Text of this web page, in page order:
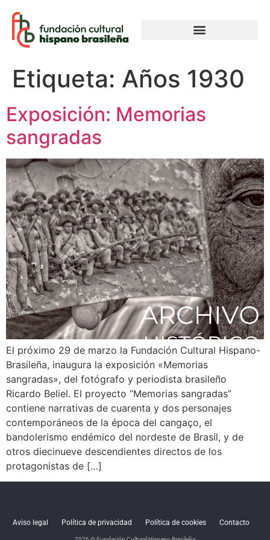
Etiqueta: Años 1930
Exposición: Memorias
sangradas
El próximo 29 de marzo la Fundación Cultural Hispano-
Brasileña, inaugura la exposición «Memorias
sangradas», del fotógrafo y periodista brasileño
Ricardo Beliel. El proyecto “Memorias sangradas”
contiene narrativas de cuarenta y dos personajes
contemporáneos de la época del cangaço, el
bandolerismo endémico del nordeste de Brasil, y de
otros diecinueve descendientes directos de los
protagonistas de […]
Aviso legal Política de privacidad Política de cookies Contacto